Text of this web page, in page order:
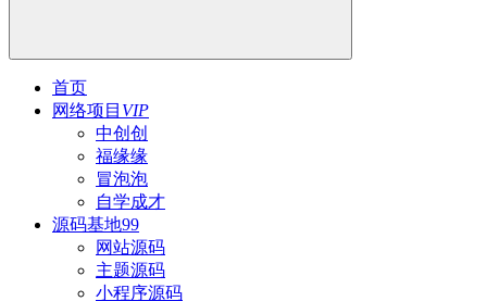
首页
网络项目 VIP
中创创
福缘缘
冒泡泡
自学成才
源码基地99
网站源码
主题源码
小程序源码